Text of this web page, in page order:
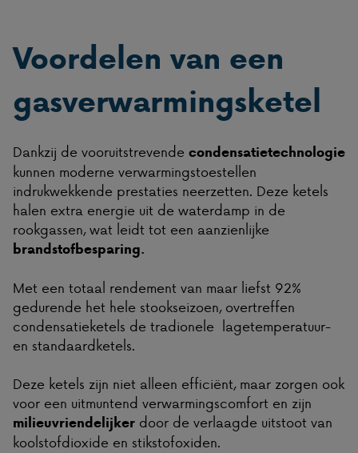
Voordelen van een
gasverwarmingsketel
Dankzij de vooruitstrevende condensatietechnologie
kunnen moderne verwarmingstoestellen
indrukwekkende prestaties neerzetten. Deze ketels
halen extra energie uit de waterdamp in de
rookgassen, wat leidt tot een aanzienlijke
brandstofbesparing.
Met een totaal rendement van maar liefst 92%
gedurende het hele stookseizoen, overtreffen
condensatieketels de tradionele lagetemperatuur-
en standaardketels.
Deze ketels zijn niet alleen efficiënt, maar zorgen ook
voor een uitmuntend verwarmingscomfort en zijn
milieuvriendelijker door de verlaagde uitstoot van
koolstofdioxide en stikstofoxiden.